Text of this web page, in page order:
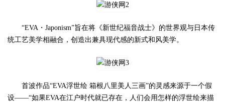
“EVA・Japonism”旨在将《新世纪福音战士》的世界观与日本传
统工艺美学相融合，创造出兼具现代感的新式和风美学。
首波作品“EVA浮世绘 箱根八里美人三画”的灵感来源于一个假
设——“如果EVA在江户时代就已存在，人们会用怎样的浮世绘来描